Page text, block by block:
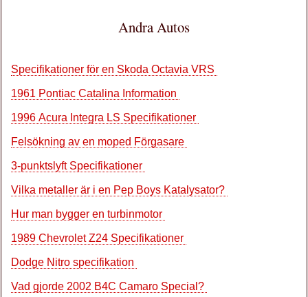
Andra Autos
Specifikationer för en Skoda Octavia VRS
1961 Pontiac Catalina Information
1996 Acura Integra LS Specifikationer
Felsökning av en moped Förgasare
3-punktslyft Specifikationer
Vilka metaller är i en Pep Boys Katalysator?
Hur man bygger en turbinmotor
1989 Chevrolet Z24 Specifikationer
Dodge Nitro specifikation
Vad gjorde 2002 B4C Camaro Special?